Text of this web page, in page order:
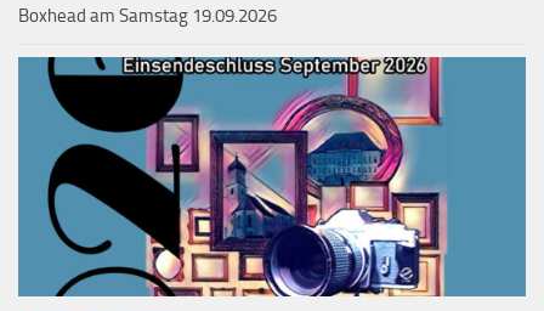
Boxhead am Samstag 19.09.2026